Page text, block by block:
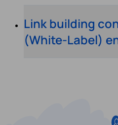
Link building
(White-Label)